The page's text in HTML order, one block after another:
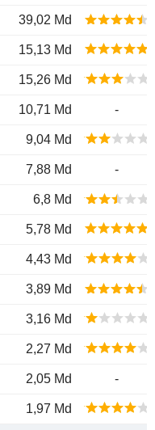
39,02 Md
15,13 Md
15,26 Md
10,71 Md -
9,04 Md
7,88 Md -
6,8 Md
5,78 Md
4,43 Md
3,89 Md
3,16 Md
2,27 Md
2,05 Md -
1,97 Md